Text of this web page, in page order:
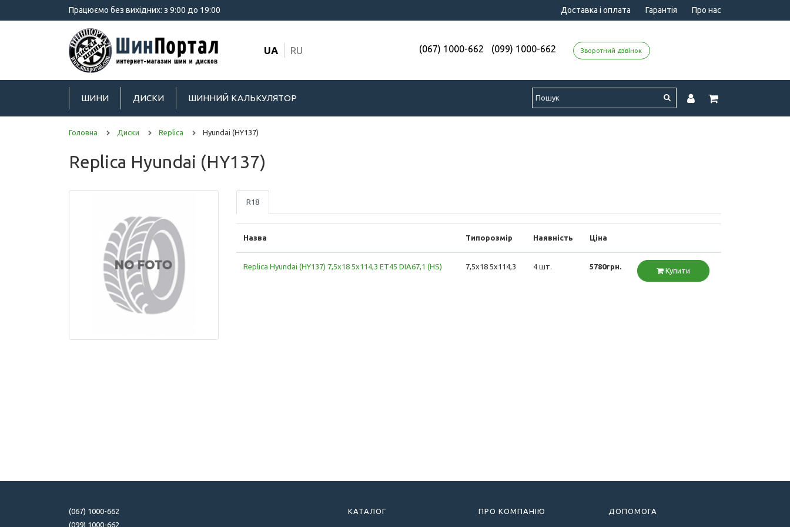
Працюємо без вихідних: з 9:00 до 19:00 Доставка і оплата Гарантія Про нас
UA RU (067) 1000-662 (099) 1000-662 Зворотний дзвінок
ШИНИ ДИСКИ ШИННИЙ КАЛЬКУЛЯТОР
Головна Диски Replica Hyundai (HY137)
Replica Hyundai (HY137)
R18
Назва Типорозмір Наявність Ціна
Replica Hyundai (HY137) 7,5x18 5x114,3 ET45 DIA67,1 (HS) 7,5x18 5x114,3 4 шт. 5780грн. Купити
(067) 1000-662
(099) 1000-662
КАТАЛОГ ПРО КОМПАНІЮ ДОПОМОГА